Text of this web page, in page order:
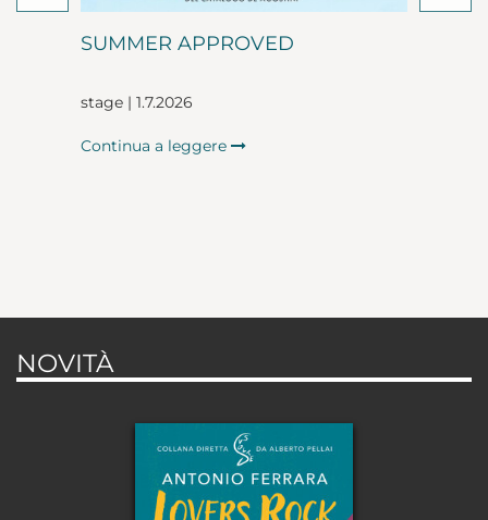
SUMMER APPROVED
stage | 1.7.2026
Continua a leggere
NOVITÀ